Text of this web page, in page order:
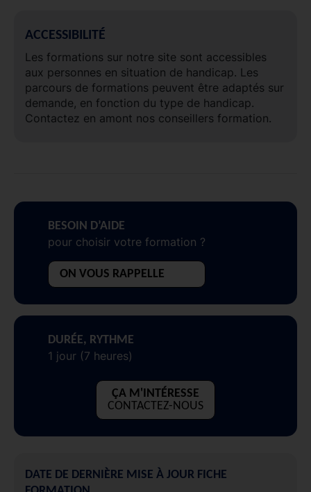
ACCESSIBILITÉ
Les formations sur notre site sont accessibles
aux personnes en situation de handicap. Les
parcours de formations peuvent être adaptés sur
demande, en fonction du type de handicap.
Contactez en amont nos conseillers formation.
BESOIN D’AIDE
pour choisir votre formation ?
ON VOUS RAPPELLE
DURÉE, RYTHME
1 jour (7 heures)
ÇA M'INTÉRESSE
CONTACTEZ-NOUS
DATE DE DERNIÈRE MISE À JOUR FICHE